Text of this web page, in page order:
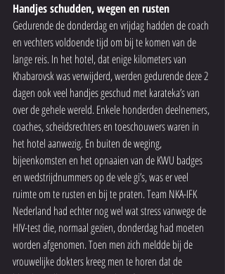
Handjes schudden, wegen en rusten
Gedurende de donderdag en vrijdag hadden de coach
en vechters voldoende tijd om bij te komen van de
lange reis. In het hotel, dat enige kilometers van
Khabarovsk was verwijderd, werden gedurende deze 2
dagen ook veel handjes geschud met karateka’s van
over de gehele wereld. Enkele honderden deelnemers,
coaches, scheidsrechters en toeschouwers waren in
het hotel aanwezig. En buiten de weging,
bijeenkomsten en het opnaaien van de KWU badges
en wedstrijdnummers op de vele gi’s, was er veel
ruimte om te rusten en bij te praten. Team NKA-IFK
Nederland had echter nog wel wat stress vanwege de
HIV-test die, normaal gezien, donderdag had moeten
worden afgenomen. Toen men zich meldde bij de
vrouwelijke dokters kreeg men te horen dat de